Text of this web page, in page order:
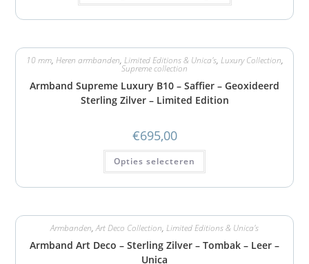
10 mm, Heren armbanden, Limited Editions & Unica's, Luxury Collection,
Supreme collection
Armband Supreme Luxury B10 – Saffier – Geoxideerd
Sterling Zilver – Limited Edition
€695,00
Opties selecteren
Armbanden,Art Deco Collection, Limited Editions & Unica's
Armband Art Deco – Sterling Zilver – Tombak – Leer –
Unica